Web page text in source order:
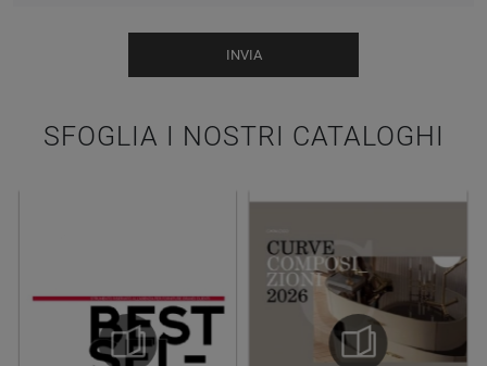
SFOGLIA I NOSTRI CATALOGHI
INVIA